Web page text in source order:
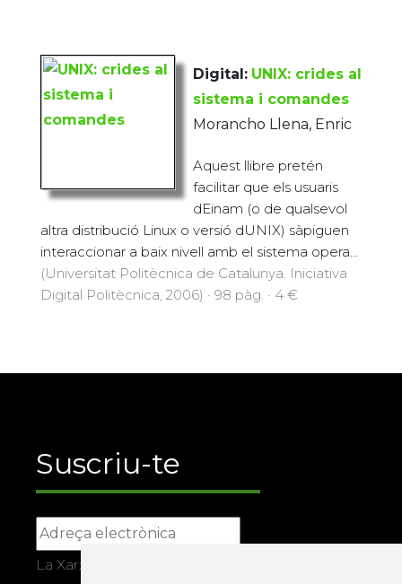
Digital: UNIX: crides al
sistema i comandes
Morancho Llena, Enric
Aquest llibre pretén
facilitar que els usuaris
dEinam (o de qualsevol
altra distribució Linux o versió dUNIX) sàpiguen
interaccionar a baix nivell amb el sistema opera...
(Universitat Politècnica de Catalunya. Iniciativa
Digital Politècnica, 2006) · 98 pàg. · 4 €
Suscriu-te
La Xarxa Vives d’Universitats, com a